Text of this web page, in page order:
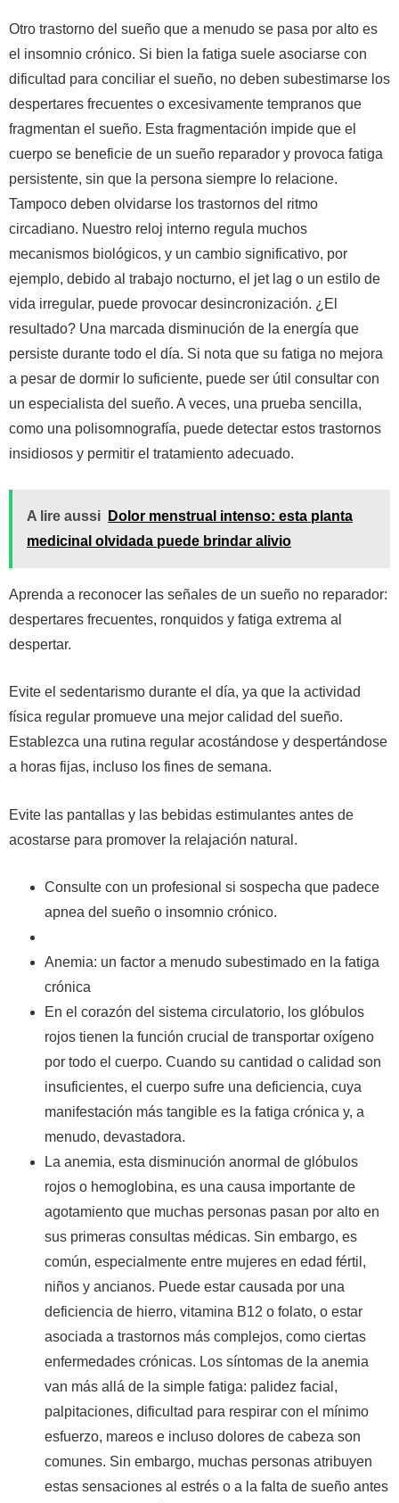
Otro trastorno del sueño que a menudo se pasa por alto es
el insomnio crónico. Si bien la fatiga suele asociarse con
dificultad para conciliar el sueño, no deben subestimarse los
despertares frecuentes o excesivamente tempranos que
fragmentan el sueño. Esta fragmentación impide que el
cuerpo se beneficie de un sueño reparador y provoca fatiga
persistente, sin que la persona siempre lo relacione.
Tampoco deben olvidarse los trastornos del ritmo
circadiano. Nuestro reloj interno regula muchos
mecanismos biológicos, y un cambio significativo, por
ejemplo, debido al trabajo nocturno, el jet lag o un estilo de
vida irregular, puede provocar desincronización. ¿El
resultado? Una marcada disminución de la energía que
persiste durante todo el día. Si nota que su fatiga no mejora
a pesar de dormir lo suficiente, puede ser útil consultar con
un especialista del sueño. A veces, una prueba sencilla,
como una polisomnografía, puede detectar estos trastornos
insidiosos y permitir el tratamiento adecuado.
A lire aussi
Dolor menstrual intenso: esta planta
medicinal olvidada puede brindar alivio
Aprenda a reconocer las señales de un sueño no reparador:
despertares frecuentes, ronquidos y fatiga extrema al
despertar.
Evite el sedentarismo durante el día, ya que la actividad
física regular promueve una mejor calidad del sueño.
Establezca una rutina regular acostándose y despertándose
a horas fijas, incluso los fines de semana.
Evite las pantallas y las bebidas estimulantes antes de
acostarse para promover la relajación natural.
Consulte con un profesional si sospecha que padece
apnea del sueño o insomnio crónico.
Anemia: un factor a menudo subestimado en la fatiga
crónica
En el corazón del sistema circulatorio, los glóbulos
rojos tienen la función crucial de transportar oxígeno
por todo el cuerpo. Cuando su cantidad o calidad son
insuficientes, el cuerpo sufre una deficiencia, cuya
manifestación más tangible es la fatiga crónica y, a
menudo, devastadora.
La anemia, esta disminución anormal de glóbulos
rojos o hemoglobina, es una causa importante de
agotamiento que muchas personas pasan por alto en
sus primeras consultas médicas. Sin embargo, es
común, especialmente entre mujeres en edad fértil,
niños y ancianos. Puede estar causada por una
deficiencia de hierro, vitamina B12 o folato, o estar
asociada a trastornos más complejos, como ciertas
enfermedades crónicas. Los síntomas de la anemia
van más allá de la simple fatiga: palidez facial,
palpitaciones, dificultad para respirar con el mínimo
esfuerzo, mareos e incluso dolores de cabeza son
comunes. Sin embargo, muchas personas atribuyen
estas sensaciones al estrés o a la falta de sueño antes